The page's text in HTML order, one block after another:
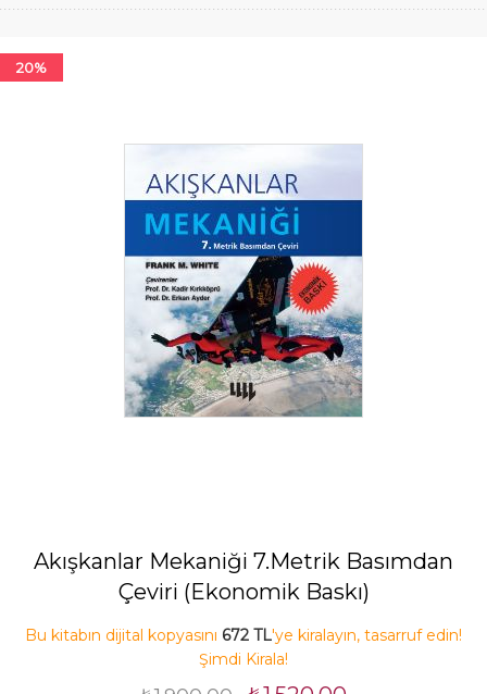
20%
Akışkanlar Mekaniği 7.Metrik Basımdan
Çeviri (Ekonomik Baskı)
Bu kitabın dijital kopyasını 672 TL'ye kiralayın, tasarruf edin!
Şimdi Kirala!